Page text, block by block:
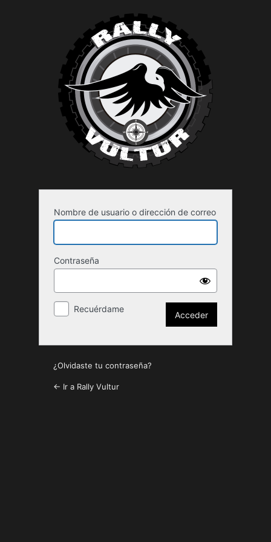
Nombre de usuario o dirección de correo
Contraseña
Recuérdame
¿Olvidaste tu contraseña?
← Ir a Rally Vultur